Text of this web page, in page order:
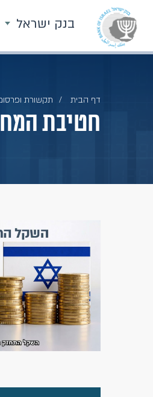
בנק ישראל
דף הבית תקשורת
חטיבת